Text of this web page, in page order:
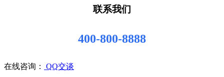
联系我们
400-800-8888
在线咨询： QQ交谈